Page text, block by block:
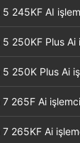
5 245KF AI
250KF Plus
250K Plus Ai
7 265F Ai
265KF Ai